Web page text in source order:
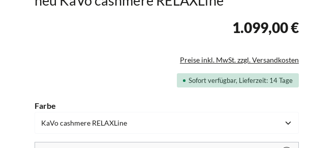
1.099,00 €
Preise inkl. MwSt. zzgl. Versandkosten
Sofort verfügbar, Lieferzeit: 14 Tage
Farbe